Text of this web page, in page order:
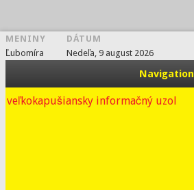
vkport.sk
MENINY
Ľubomíra
DÁTUM
Nedeľa, 9 august 2026
Navigation
veľkokapušiansky informačný uzol